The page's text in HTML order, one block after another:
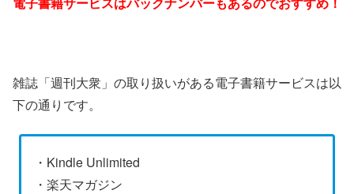
雑誌「週刊大衆」の取り扱いがある電子書籍サービスは以
下の通りです。
・Kindle Unlimited
・楽天マガジン